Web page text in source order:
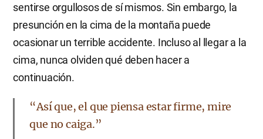
sentirse orgullosos de sí mismos. Sin embargo, la
presunción en la cima de la montaña puede
ocasionar un terrible accidente. Incluso al llegar a la
cima, nunca olviden qué deben hacer a
continuación.
“Así que, el que piensa estar firme, mire
que no caiga.”